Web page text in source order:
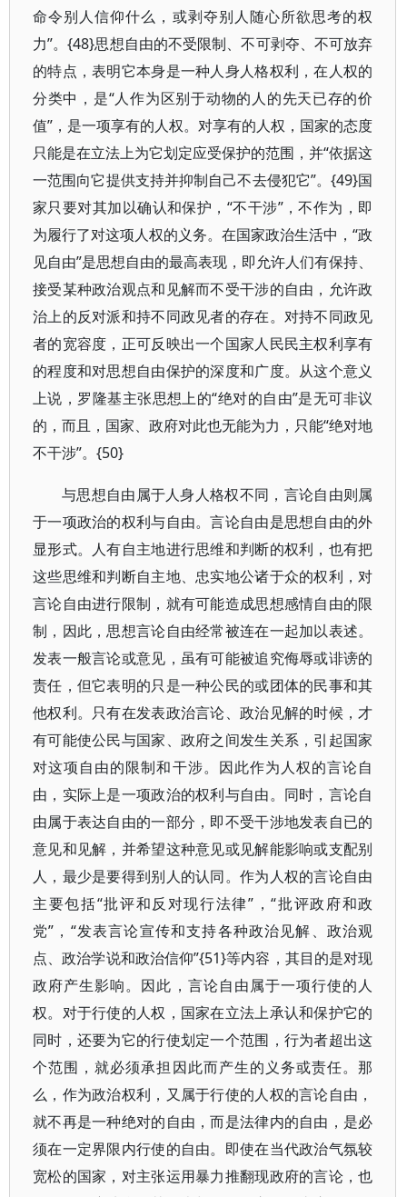
命令别人信仰什么，或剥夺别人随心所欲思考的权
力”。{48}思想自由的不受限制、不可剥夺、不可放弃
的特点，表明它本身是一种人身人格权利，在人权的
分类中，是“人作为区别于动物的人的先天已存的价
值”，是一项享有的人权。对享有的人权，国家的态度
只能是在立法上为它划定应受保护的范围，并“依据这
一范围向它提供支持并抑制自己不去侵犯它”。{49}国
家只要对其加以确认和保护，“不干涉”，不作为，即
为履行了对这项人权的义务。在国家政治生活中，“政
见自由”是思想自由的最高表现，即允许人们有保持、
接受某种政治观点和见解而不受干涉的自由，允许政
治上的反对派和持不同政见者的存在。对持不同政见
者的宽容度，正可反映出一个国家人民民主权利享有
的程度和对思想自由保护的深度和广度。从这个意义
上说，罗隆基主张思想上的“绝对的自由”是无可非议
的，而且，国家、政府对此也无能为力，只能“绝对地
不干涉”。{50}
与思想自由属于人身人格权不同，言论自由则属
于一项政治的权利与自由。言论自由是思想自由的外
显形式。人有自主地进行思维和判断的权利，也有把
这些思维和判断自主地、忠实地公诸于众的权利，对
言论自由进行限制，就有可能造成思想感情自由的限
制，因此，思想言论自由经常被连在一起加以表述。
发表一般言论或意见，虽有可能被追究侮辱或诽谤的
责任，但它表明的只是一种公民的或团体的民事和其
他权利。只有在发表政治言论、政治见解的时候，才
有可能使公民与国家、政府之间发生关系，引起国家
对这项自由的限制和干涉。因此作为人权的言论自
由，实际上是一项政治的权利与自由。同时，言论自
由属于表达自由的一部分，即不受干涉地发表自已的
意见和见解，并希望这种意见或见解能影响或支配别
人，最少是要得到别人的认同。作为人权的言论自由
主要包括“批评和反对现行法律”，“批评政府和政
党”，“发表言论宣传和支持各种政治见解、政治观
点、政治学说和政治信仰”{51}等内容，其目的是对现
政府产生影响。因此，言论自由属于一项行使的人
权。对于行使的人权，国家在立法上承认和保护它的
同时，还要为它的行使划定一个范围，行为者超出这
个范围，就必须承担因此而产生的义务或责任。那
么，作为政治权利，又属于行使的人权的言论自由，
就不再是一种绝对的自由，而是法律内的自由，是必
须在一定界限内行使的自由。即使在当代政治气氛较
宽松的国家，对主张运用暴力推翻现政府的言论，也